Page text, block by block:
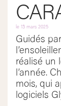
le 13 mars 2025
Guidés
réalisé un
l’année.
mois, qui
logiciels